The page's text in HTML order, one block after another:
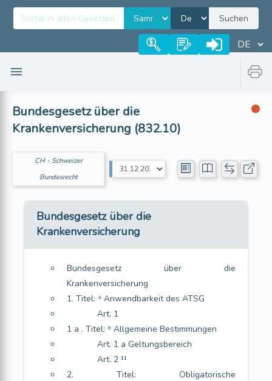
Suchen
Bundesgesetz über die
Krankenversicherung (832.10)
CH - Schweizer
Bundesrecht
Bundesgesetz über die
Krankenversicherung
Bundesgesetz über die
Krankenversicherung
1. Titel: ⁴ Anwendbarkeit des ATSG
Art. 1
1 a . Titel: ⁹ Allgemeine Bestimmungen
Art. 1 a Geltungsbereich
Art. 2 ¹¹
2. Titel: Obligatorische